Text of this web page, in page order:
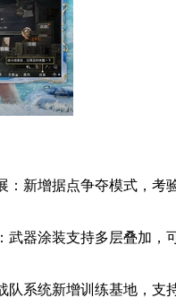
：新增据点争夺模式，考
武器涂装支持多层叠加，
队系统新增训练基地，支